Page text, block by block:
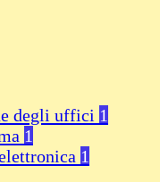
degli uffici 1
1
1